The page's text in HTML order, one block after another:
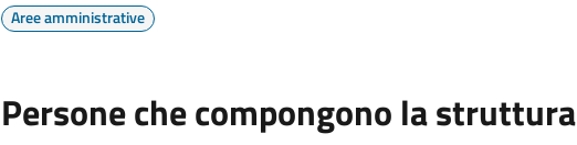
Aree amministrative
Persone che compongono la struttura